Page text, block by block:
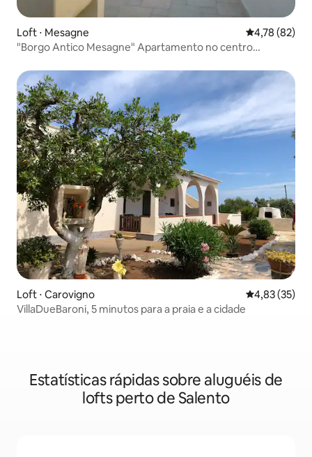
Loft ⋅ Mesagne 4,78 de uma
4,78 (82)
"Borgo Antico Mesagne" Apartamento no centro
Loft ⋅ Carovigno 4,83 de uma
4,83 (35)
VillaDueBaroni, 5 minutos para a praia e a cidade
Estatísticas rápidas sobre aluguéis de
lofts perto de Salento